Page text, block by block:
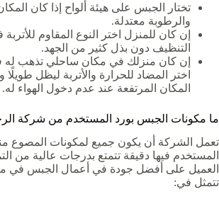
تختار الجبس على هيئة ألواح إذا كان
والرطوبة معتدلة.
إن كان للمنزل اختر النوع المقاوم
التنظيف دون بذل كثير من الجهد.
إن كان منزلك في مكان ساحلي تذهب
اختر المضاد للحرارة والأتربة ليظل طويلًا
المكان المرتفعة عند عدم دخول الهواء له.
ما مكونات الجبس بورد المستخدم من شركة
تعمل الشركة أن يكون جميع لمكونات المصوع
المستخدم فيها دقيقة تتمتع بدرجات عالية من
العميل على أفضل جودة في أعمال الجبس في
تتمثل في: